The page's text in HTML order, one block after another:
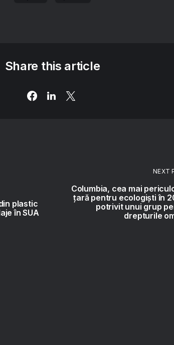
Share this article
plastic
în SUA
NEXT
Columbia, cea mai
țară pentru ecologiști în
potrivit unui grup
drepturile